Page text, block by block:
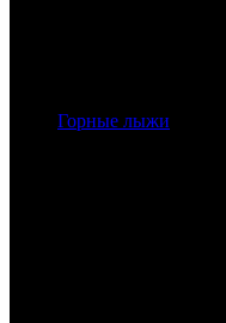
Горные лыжи